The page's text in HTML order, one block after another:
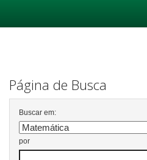
Página de Busca
Buscar em:
por